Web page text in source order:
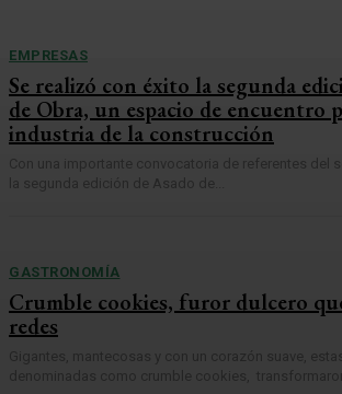
EMPRESAS
Se realizó con éxito la segunda
de Obra, un espacio de encuentro
industria de la construcción
Con una importante convocatoria de referentes del
la segunda edición de Asado de...
GASTRONOMÍA
Crumble cookies, furor dulcero
redes